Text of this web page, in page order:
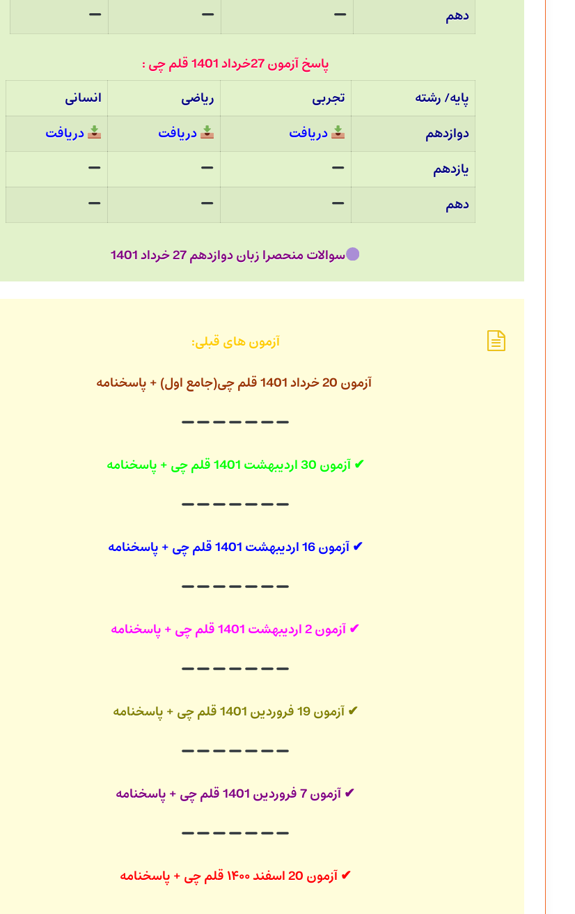
دهم
پاسخ آزمون 27خرداد 1401 قلم چی :
پایه/ رشته
تجربی ریاضی
انسانی
دوازدهم
دریافت دریافت
دریافت
یازدهم
دهم
سوالات منحصرا زبان دوازدهم 27 خرداد 1401
آزمون های قبلی:
آزمون 20 خرداد 1401 قلم چی(جامع اول) + پاسخنامه
✔ آزمون 30 اردیبهشت 1401 قلم چی + پاسخنامه
✔ آزمون 16 اردیبهشت 1401 قلم چی + پاسخنامه
✔ آزمون 2 اردیبهشت 1401 قلم چی + پاسخنامه
✔ آزمون 19 فروردین 1401 قلم چی + پاسخنامه
✔ آزمون 7 فروردین 1401 قلم چی + پاسخنامه
✔آزمون 20 اسفند ۱۴۰۰ قلم چی + پاسخنامه